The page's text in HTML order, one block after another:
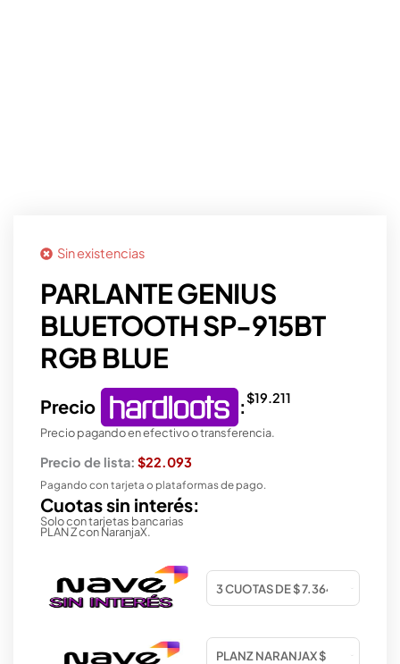
Sin existencias
PARLANTE GENIUS
BLUETOOTH SP-915BT
RGB BLUE
Precio :$19.211
Precio pagando en efectivo o transferencia.
Precio de lista: $22.093
Pagando con tarjeta o plataformas de pago.
Cuotas sin interés:
Solo con tarjetas bancarias
PLAN Z con NaranjaX.